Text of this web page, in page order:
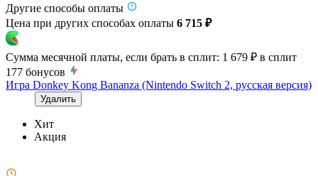
Другие способы оплаты
Цена при других способах оплаты 6 715 ₽
Сумма месячной платы, если брать в сплит: 1 679 ₽ в сплит
177 бонусов
Игра Donkey Kong Bananza (Nintendo Switch 2, русская версия)
Удалить
Хит
Акция